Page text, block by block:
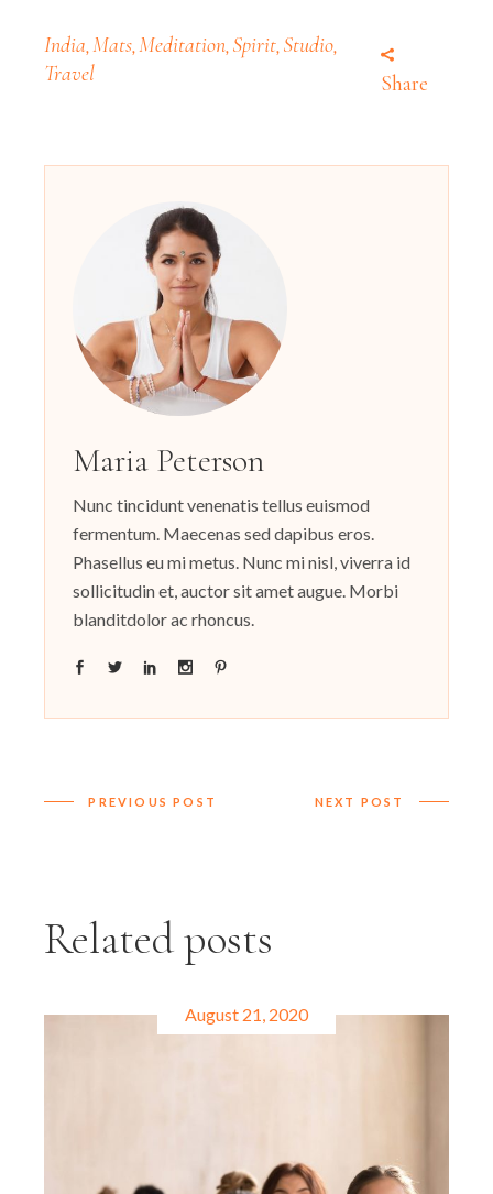
India Mats Meditation Spirit Studio
Travel Share
Maria Peterson
Nunc tincidunt venenatis tellus euismod
fermentum. Maecenas sed dapibus eros.
Phasellus eu mi metus. Nunc mi nisl, viverra id
sollicitudin et, auctor sit amet augue. Morbi
blanditdolor ac rhoncus.
PREVIOUS POST NEXT POST
Related posts
August 21, 2020